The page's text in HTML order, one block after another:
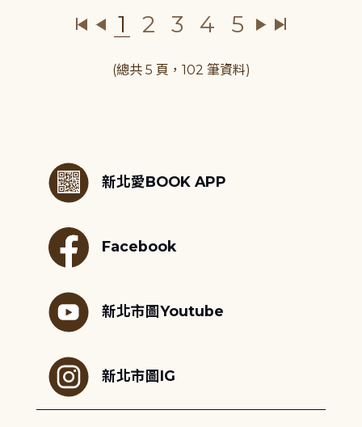
1 2 3 4 5
(總共 5 頁，102 筆資料)
新北愛BOOK APP
Facebook
新北市圖Youtube
新北市圖IG